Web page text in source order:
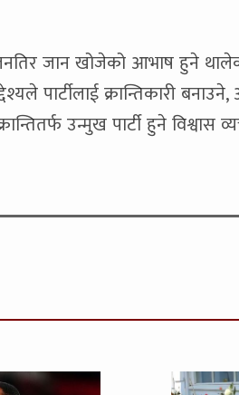
जान खोजेको आभाष हुने
पार्टीलाई क्रान्तिकारी
उन्मुख पार्टी हुने विश्वास